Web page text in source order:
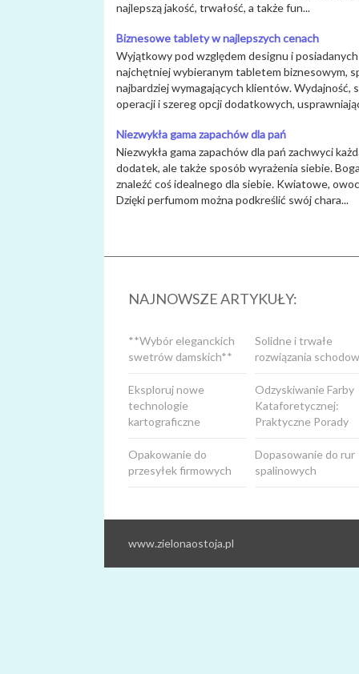
najlepszą jakość, trwałość, a także fun...
Biznesowe tablety w najlepszych cenach
Wyjątkowy pod względem designu i
najchętniej wybieranym tabletem biznesowym,
najbardziej wymagających klientów. Wydajność,
operacji i szereg opcji dodatkowych,
Niezwykła gama zapachów dla pań
Niezwykła gama zapachów dla pań zachwyci
dodatek, ale także sposób wyrażenia siebie.
znaleźć coś idealnego dla siebie. Kwiatowe,
Dzięki perfumom można podkreślić swój chara...
NAJNOWSZE ARTYKUŁY:
Solidne i trwałe
rozwiązania
**Wybór eleganckich
swetrów damskich**
Odzyskiwanie Farby
Kataforetycznej:
Praktyczne Porady
Eksploruj nowe
technologie
kartograficzne
Dopasowanie do rur
spalinowych
Opakowanie do
przesyłek firmowych
www.zielonaostoja.pl